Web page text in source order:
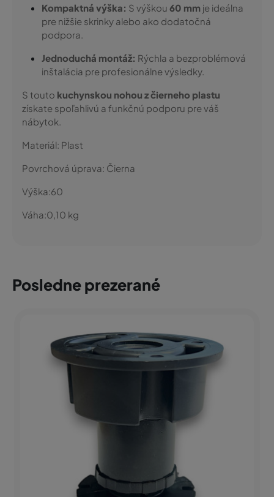
Kompaktná výška: S výškou 60 mm je ideálna
pre nižšie skrinky alebo ako dodatočná
podpora.
Jednoduchá montáž: Rýchla a bezproblémová
inštalácia pre profesionálne výsledky.
S touto kuchynskou nohou z čierneho plastu
získate spoľahlivú a funkčnú podporu pre váš
nábytok.
Materiál: Plast
Povrchová úprava: Čierna
Výška:60
Váha:0,10 kg
Posledne prezerané